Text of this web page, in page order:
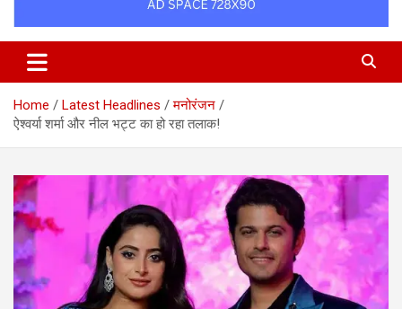
Home Latest Headlines
मनोरंजन
ऐश्वर्या शर्मा और नील भट्ट का हो रहा तलाक!